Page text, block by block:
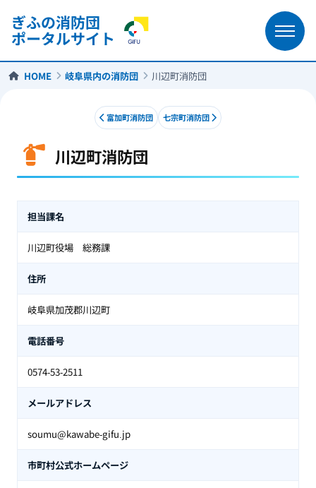
ぎふの消防団
ポータルサイト
HOME 岐阜県内の消防団 川辺町消防団
富加町消防団 七宗町消防団
川辺町消防団
担当課名
川辺町役場 総務課
住所
岐阜県加茂郡川辺町
電話番号
0574-53-2511
メールアドレス
soumu@kawabe-gifu.jp
市町村公式ホームページ